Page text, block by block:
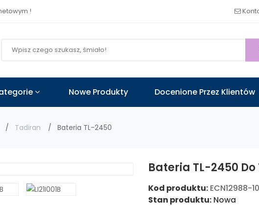
!
Nowe Produkty Docenione Przez Klientów
Tadiran Bateria TL-2450
Bateria TL-2450 Do
Kod produktu: ECN12988-
Stan produktu: Nowa